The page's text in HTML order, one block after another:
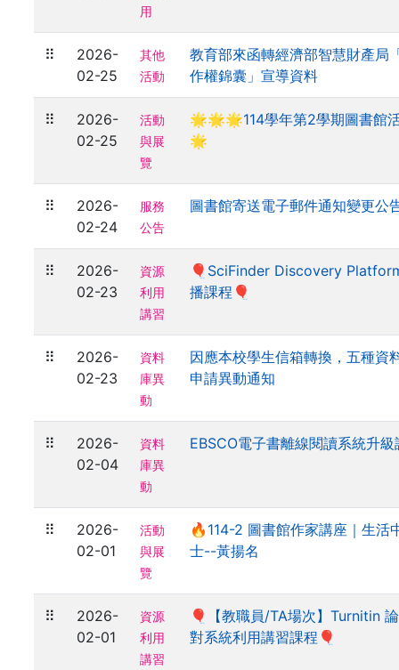
用
⠿
2026-
02-25
其他
活動
教育部來函轉經濟部智慧財產局
作權錦囊」宣導資料
⠿
2026-
02-25
活動
與展
覽
🌟🌟🌟114學年第2學期圖書館
🌟
⠿
2026-
02-24
服務
公告
圖書館寄送電子郵件通知變更公
⠿
2026-
02-23
資源
利用
講習
🎈SciFinder Discovery
播課程🎈
⠿
2026-
02-23
資料
庫異
動
因應本校學生信箱轉換，五種資
申請異動通知
⠿
2026-
02-04
資料
庫異
動
EBSCO電子書離線閱讀系統升級
⠿
2026-
02-01
活動
與展
覽
🔥114-2 圖書館作家講座｜生活
士--黃揚名
⠿
2026-
02-01
資源
利用
講習
🎈【教職員/TA場次】Turnitin
對系統利用講習課程🎈